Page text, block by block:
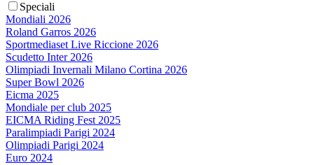
Speciali
Mondiali 2026
Roland Garros 2026
Sportmediaset Live Riccione 2026
Scudetto Inter 2026
Olimpiadi Invernali Milano Cortina 2026
Super Bowl 2026
Eicma 2025
Mondiale per club 2025
EICMA Riding Fest 2025
Paralimpiadi Parigi 2024
Olimpiadi Parigi 2024
Euro 2024